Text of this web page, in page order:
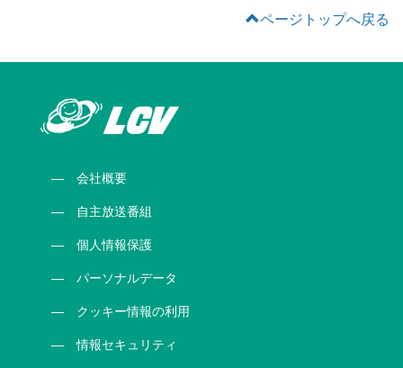
ページトップへ戻る
会社概要
自主放送番組
個人情報保護
パーソナルデータ
クッキー情報の利用
情報セキュリティ